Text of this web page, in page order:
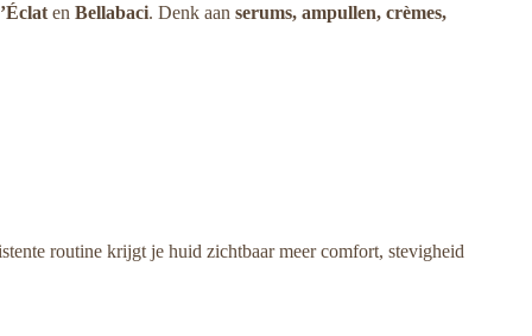
en Bellabaci. Denk aan serums, ampullen, crèmes,
routine krijgt je huid zichtbaar meer comfort, stevigheid